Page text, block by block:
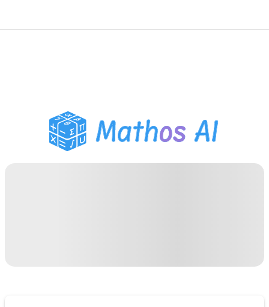
PDF Hausaufgaben-Helfer
Lernwerkzeuge